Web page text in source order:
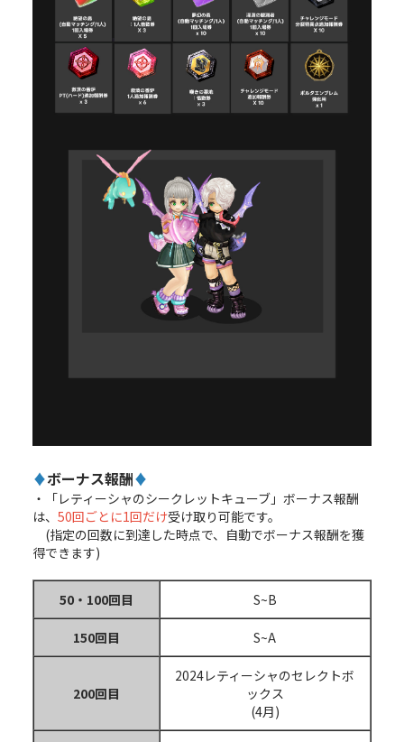
♦ボーナス報酬♦
・「レティーシャのシークレットキューブ」ボーナス報酬
は、 50回ごとに1回だけ受け取り可能です。
(指定の回数に到達した時点で、自動でボーナス報酬を獲
得できます)
50・100回目 S~B
150回目 S~A
200回目
2024レティーシャのセレクトボ
ックス
(4月)